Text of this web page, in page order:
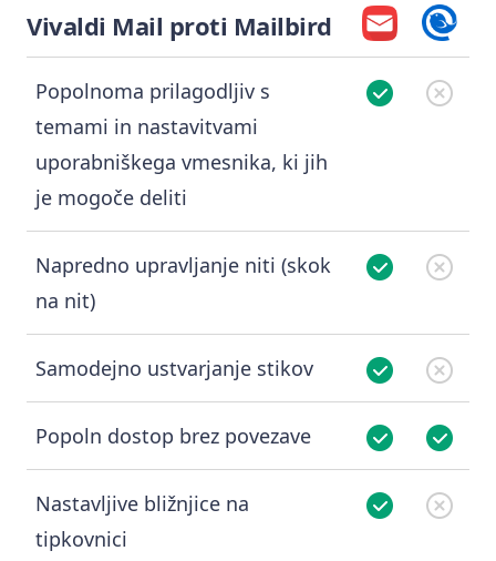
Vivaldi Mail proti Mailbird
Popolnoma prilagodljiv s
temami in nastavitvami
uporabniškega vmesnika, ki jih
je mogoče deliti
Napredno upravljanje niti (skok
na nit)
Samodejno ustvarjanje stikov
Popoln dostop brez povezave
Nastavljive bližnjice na
tipkovnici